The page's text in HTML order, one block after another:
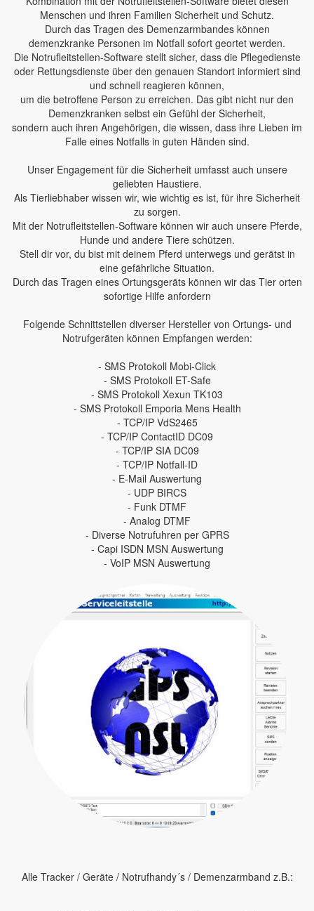
Menschen und ihren Familien Sicherheit und Schutz.
Durch das Tragen des Demenzarmbandes können
demenzkranke Personen im Notfall sofort geortet werden.
Die Notrufleitstellen-Software stellt sicher, dass die Pflegedienste
oder Rettungsdienste über den genauen Standort informiert sind
und schnell reagieren können,
um die betroffene Person zu erreichen. Das gibt nicht nur den
Demenzkranken selbst ein Gefühl der Sicherheit,
sondern auch ihren Angehörigen, die wissen, dass ihre Lieben im
Falle eines Notfalls in guten Händen sind.
Unser Engagement für die Sicherheit umfasst auch unsere
geliebten Haustiere.
Als Tierliebhaber wissen wir, wie wichtig es ist, für ihre Sicherheit
zu sorgen.
Mit der Notrufleitstellen-Software können wir auch unsere Pferde,
Hunde und andere Tiere schützen.
Stell dir vor, du bist mit deinem Pferd unterwegs und gerätst in
eine gefährliche Situation.
Durch das Tragen eines Ortungsgeräts können wir das Tier orten
sofortige Hilfe anfordern
Folgende Schnittstellen diverser Hersteller von Ortungs- und
Notrufgeräten können Empfangen werden:
- SMS Protokoll Mobi-Click
- SMS Protokoll ET-Safe
- SMS Protokoll Xexun TK103
- SMS Protokoll Emporia Mens Health
- TCP/IP VdS2465
- TCP/IP ContactID DC09
- TCP/IP SIA DC09
- TCP/IP Notfall-ID
- E-Mail Auswertung
- UDP BIRCS
- Funk DTMF
- Analog DTMF
- Diverse Notrufuhren per GPRS
- Capi ISDN MSN Auswertung
- VoIP MSN Auswertung
Alle Tracker / Geräte / Notrufhandy´s / Demenzarmband z.B.: